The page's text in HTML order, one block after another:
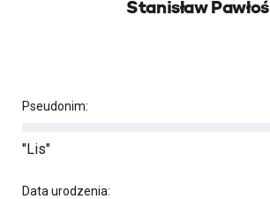
Stanisław Pawłoś
Pseudonim:
"Lis"
Data urodzenia: